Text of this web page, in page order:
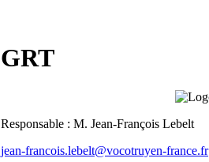
GRT
Responsable : M. Jean-François Lebelt
jean-francois.lebelt@vocotruyen-france.fr